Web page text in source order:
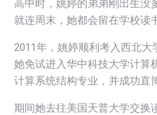
高中时，姚婷的弟弟刚出生没
就连周末，她都会留在学校读
2011年，姚婷顺利考入西北大
她免试进入华中科技大学计算
计算系统结构专业，并成功直
期间她去往美国天普大学交换